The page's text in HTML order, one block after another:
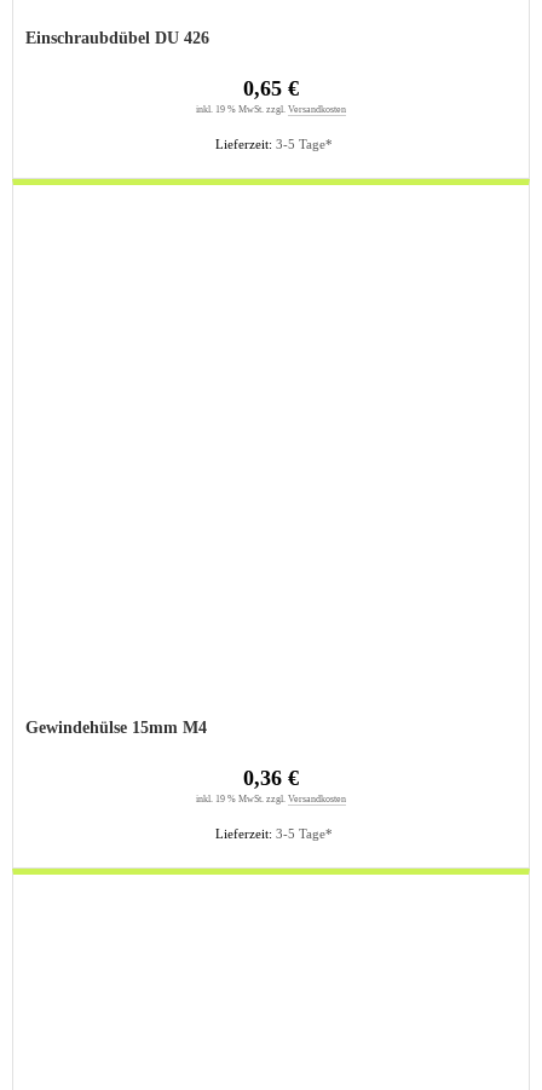
Einschraubdübel DU 426
Lieferzeit: 3-5 Tage*
0,65 €
inkl. 19 % MwSt. zzgl. Versandkosten
Gewindehülse 15mm M4
Lieferzeit: 3-5 Tage*
0,36 €
inkl. 19 % MwSt. zzgl. Versandkosten